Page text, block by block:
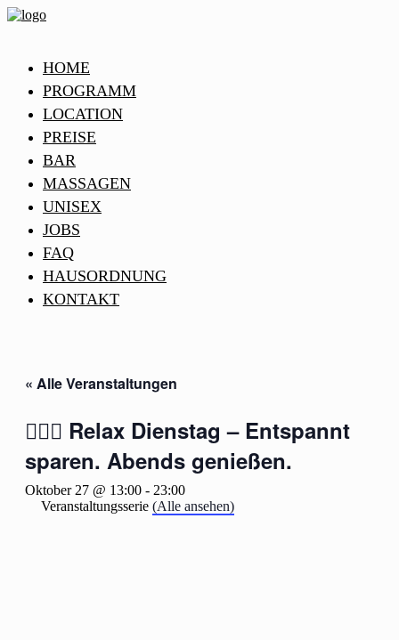
HOME
PROGRAMM
LOCATION
PREISE
BAR
MASSAGEN
UNISEX
JOBS
FAQ
HAUSORDNUNG
KONTAKT
« Alle Veranstaltungen
🧖‍♂️✨ Relax Dienstag – Entspannt
sparen. Abends genießen.
Oktober 27 @ 13:00 - 23:00
Veranstaltungsserie (Alle ansehen)